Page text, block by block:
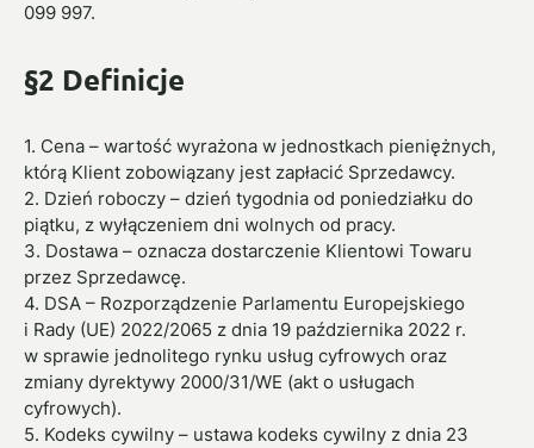
099 997.
§2 Definicje
1. Cena – wartość wyrażona w jednostkach pieniężnych,
którą Klient zobowiązany jest zapłacić Sprzedawcy.
2. Dzień roboczy – dzień tygodnia od poniedziałku do
piątku, z wyłączeniem dni wolnych od pracy.
3. Dostawa – oznacza dostarczenie Klientowi Towaru
przez Sprzedawcę.
4. DSA – Rozporządzenie Parlamentu Europejskiego
i Rady (UE) 2022/2065 z dnia 19 października 2022 r.
w sprawie jednolitego rynku usług cyfrowych oraz
zmiany dyrektywy 2000/31/WE (akt o usługach
cyfrowych).
5. Kodeks cywilny – ustawa kodeks cywilny z dnia 23